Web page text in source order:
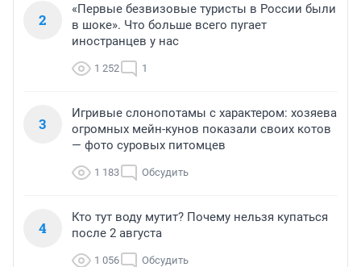
2
«Первые безвизовые туристы в России были
в шоке». Что больше всего пугает
иностранцев у нас
1 252 1
3
Игривые слонопотамы с характером: хозяева
огромных мейн-кунов показали своих котов
— фото суровых питомцев
1 183 Обсудить
4
Кто тут воду мутит? Почему нельзя купаться
после 2 августа
1 056 Обсудить